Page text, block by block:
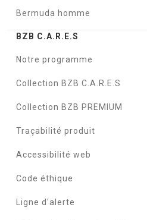
Bermuda homme
BZB C.A.R.E.S
Notre programme
Collection BZB C.A.R.E.S
Collection BZB PREMIUM
Traçabilité produit
Accessibilité web
Code éthique
Ligne d'alerte